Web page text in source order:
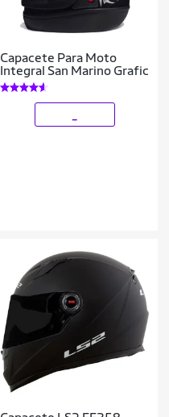
Capacete Para Moto
Integral San Marino Grafic